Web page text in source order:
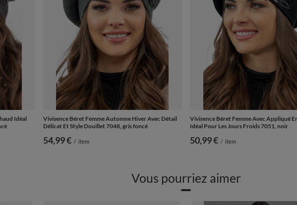
Idéal
Vivisence Béret Femme Automne Hiver Avec Détail
Délicat Et Style Douillet 7048, gris foncé
54,99 € / item
Vivisence Béret Femme Avec Appliqué
Idéal Pour Les Jours Froids 7051, noir
50,99 € / item
Vous pourriez aimer